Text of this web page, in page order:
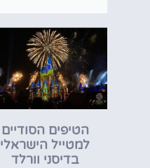
הטיפים הסודיים
למטייל הישראלי
בדיסני וורלד